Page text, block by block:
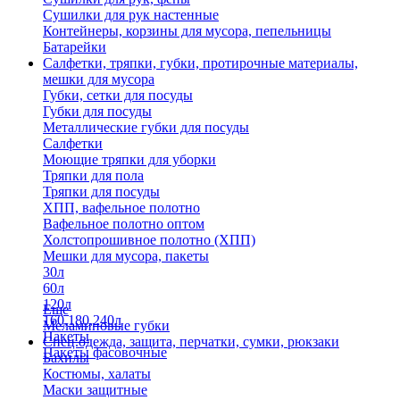
Сушилки для рук настенные
Контейнеры, корзины для мусора, пепельницы
Батарейки
Салфетки, тряпки, губки, протирочные материалы,
мешки для мусора
Губки, сетки для посуды
Губки для посуды
Металлические губки для посуды
Салфетки
Моющие тряпки для уборки
Тряпки для пола
Тряпки для посуды
ХПП, вафельное полотно
Вафельное полотно оптом
Холстопрошивное полотно (ХПП)
Мешки для мусора, пакеты
30л
60л
120л
160,180,240л
Пакеты
Пакеты фасовочные
Еще
Меламиновые губки
Спец.одежда, защита, перчатки, сумки, рюкзаки
Бахилы
Костюмы, халаты
Маски защитные